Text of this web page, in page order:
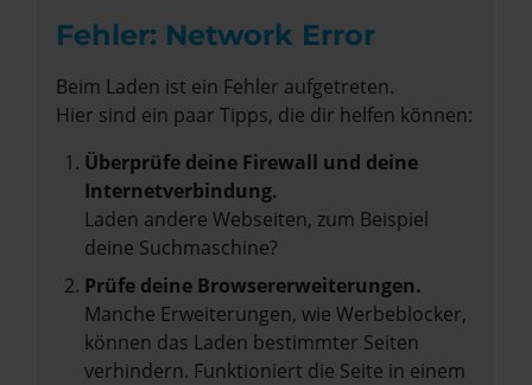
Fehler: Network Error
Beim Laden ist ein Fehler aufgetreten.
Hier sind ein paar Tipps, die dir helfen können:
Überprüfe deine Firewall und deine
Internetverbindung.
Laden andere Webseiten, zum Beispiel
deine Suchmaschine?
Prüfe deine Browsererweiterungen.
Manche Erweiterungen, wie Werbeblocker,
können das Laden bestimmter Seiten
verhindern. Funktioniert die Seite in einem